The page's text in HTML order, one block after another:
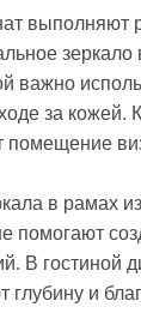
выполняют
важно
за кожей.
помещение
в рамах
помогают
В гостиной
и